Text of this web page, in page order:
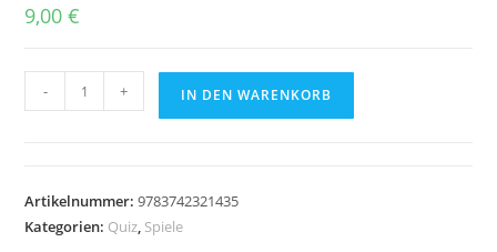
9,00€
Flaschendrehen
-
ab
18
- + IN DEN WARENKORB
Artikelnummer:9783742321435
Kategorien: Quiz, Spiele